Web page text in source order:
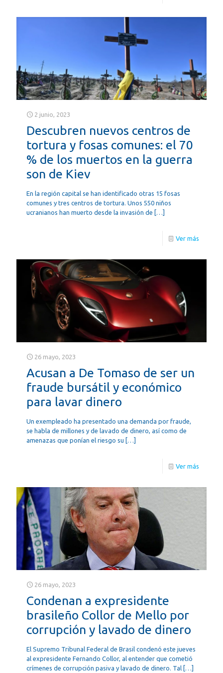
2 junio, 2023
Descubren nuevos centros de
tortura y fosas comunes: el 70
% de los muertos en la guerra
son de Kiev
En la región capital se han identificado otras 15 fosas
comunes y tres centros de tortura. Unos 550 niños
ucranianos han muerto desde la invasión de […]
Ver más
26 mayo, 2023
Acusan a De Tomaso de ser un
fraude bursátil y económico
para lavar dinero
Un exempleado ha presentado una demanda por fraude,
se habla de millones y de lavado de dinero, así como de
amenazas que ponían el riesgo su […]
Ver más
26 mayo, 2023
Condenan a expresidente
brasileño Collor de Mello por
corrupción y lavado de dinero
El Supremo Tribunal Federal de Brasil condenó este jueves
al expresidente Fernando Collor, al entender que cometió
crímenes de corrupción pasiva y lavado de dinero. Tal […]